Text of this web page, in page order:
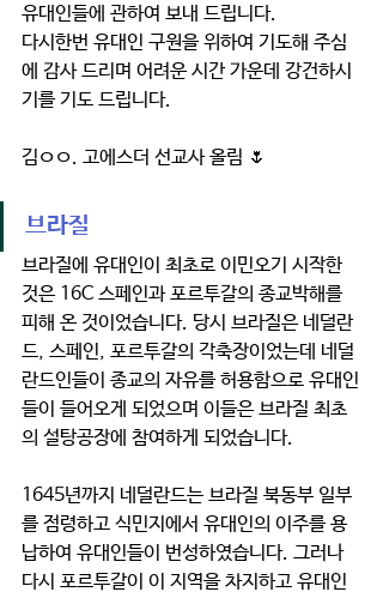
유대인들에 관하여 보내 드립니다.
다시한번 유대인 구원을 위하여 기도해 주심
에 감사 드리며 어려운 시간 가운데 강건하시
기를 기도 드립니다.
김ㅇㅇ. 고에스더 선교사 올림 🌷
브라질
브라질에 유대인이 최초로 이민오기 시작한
것은 16C 스페인과 포르투갈의 종교박해를
피해 온 것이었습니다. 당시 브라질은 네덜란
드, 스페인, 포르투갈의 각축장이었는데 네덜
란드인들이 종교의 자유를 허용함으로 유대인
들이 들어오게 되었으며 이들은 브라질 최초
의 설탕공장에 참여하게 되었습니다.
1645년까지 네덜란드는 브라질 북동부 일부
를 점령하고 식민지에서 유대인의 이주를 용
납하여 유대인들이 번성하였습니다. 그러나
다시 포르투갈이 이 지역을 차지하고 유대인